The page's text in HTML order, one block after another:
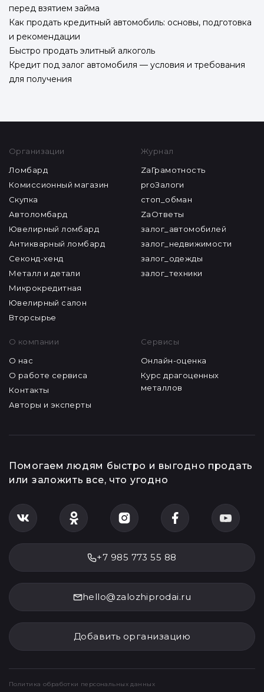
перед взятием займа
Как продать кредитный автомобиль: основы, подготовка
и рекомендации
Быстро продать элитный алкоголь
Кредит под залог автомобиля — условия и требования
для получения
Организации
Ломбард
Комиссионный магазин
Скупка
Автоломбард
Ювелирный ломбард
Антикварный ломбард
Секонд-хенд
Металл и детали
Микрокредитная
Ювелирный салон
Вторсырье
Журнал
ZaГрамотность
proЗалоги
стоп_обман
ZaОтветы
залог_автомобилей
залог_недвижимости
залог_одежды
залог_техники
О компании
О нас
О работе сервиса
Контакты
Авторы и эксперты
Сервисы
Онлайн-оценка
Курс драгоценных
металлов
Помогаем людям быстро и выгодно продать
или заложить все, что угодно
+7 985 773 55 88
hello@zalozhiprodai.ru
Добавить организацию
Политика обработки персональных данных